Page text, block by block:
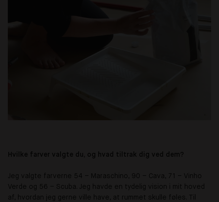
Hvilke farver valgte du, og hvad tiltrak dig ved dem?
Jeg valgte farverne 54 – Maraschino, 90 – Cava, 71 – Vinho
Verde og 56
– Scuba. Jeg havde en tydelig vision i mit hoved
af, hvordan jeg gerne ville have, at rummet skulle føles. Til